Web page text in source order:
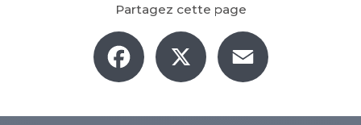
Partagez cette page
Facebook